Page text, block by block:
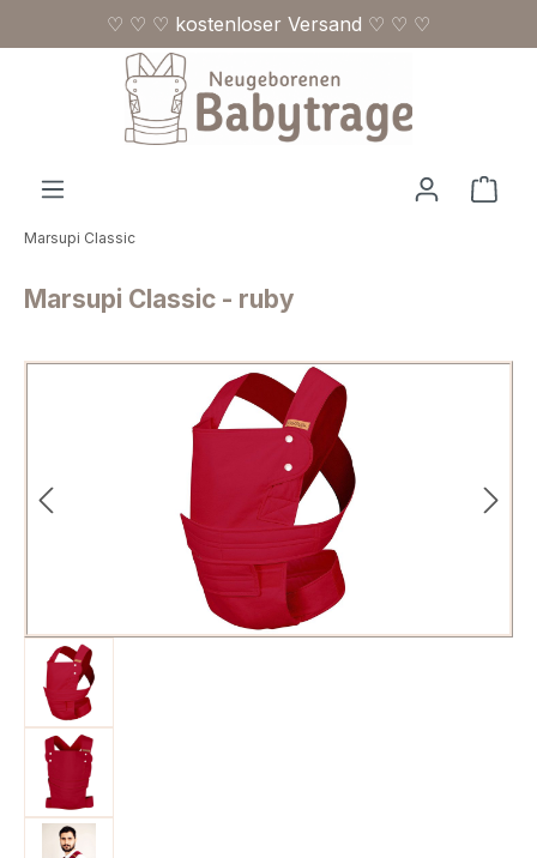
Zum Hauptinhalt springen
♡ ♡ ♡ kostenloser Versand ♡ ♡ ♡
Marsupi Classic
Marsupi Classic - ruby
Bildergalerie überspringen